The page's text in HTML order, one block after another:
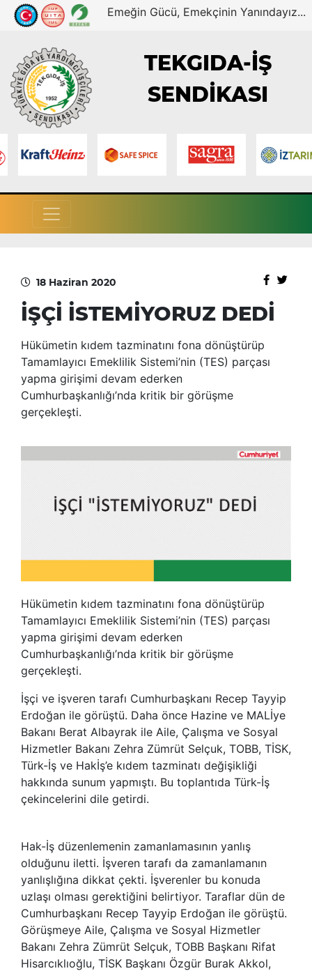
Emeğin Gücü, Emekçinin Yanındayız...
TEKGIDA-İŞ
SENDİKASI
18 Haziran 2020
İŞÇİ İSTEMİYORUZ DEDİ
Hükümetin kıdem tazminatını fona dönüştürüp
Tamamlayıcı Emeklilik Sistemi’nin (TES) parçası
yapma girişimi devam ederken
Cumhurbaşkanlığı’nda kritik bir görüşme
gerçekleşti.
Hükümetin kıdem tazminatını fona dönüştürüp
Tamamlayıcı Emeklilik Sistemi’nin (TES) parçası
yapma girişimi devam ederken
Cumhurbaşkanlığı’nda kritik bir görüşme
gerçekleşti.
İşçi ve işveren tarafı Cumhurbaşkanı Recep Tayyip
Erdoğan ile görüştü. Daha önce Hazine ve MALİye
Bakanı Berat Albayrak ile Aile, Çalışma ve Sosyal
Hizmetler Bakanı Zehra Zümrüt Selçuk, TOBB, TİSK,
Türk-İş ve Hakİş’e kıdem tazminatı değişikliği
hakkında sunum yapmıştı. Bu toplantıda Türk-İş
çekincelerini dile getirdi.
Hak-İş düzenlemenin zamanlamasının yanlış
olduğunu iletti. İşveren tarafı da zamanlamanın
yanlışlığına dikkat çekti. İşverenler bu konuda
uzlaşı olması gerektiğini belirtiyor. Taraflar dün de
Cumhurbaşkanı Recep Tayyip Erdoğan ile görüştü.
Görüşmeye Aile, Çalışma ve Sosyal Hizmetler
Bakanı Zehra Zümrüt Selçuk, TOBB Başkanı Rifat
Hisarcıklıoğlu, TİSK Başkanı Özgür Burak Akkol,